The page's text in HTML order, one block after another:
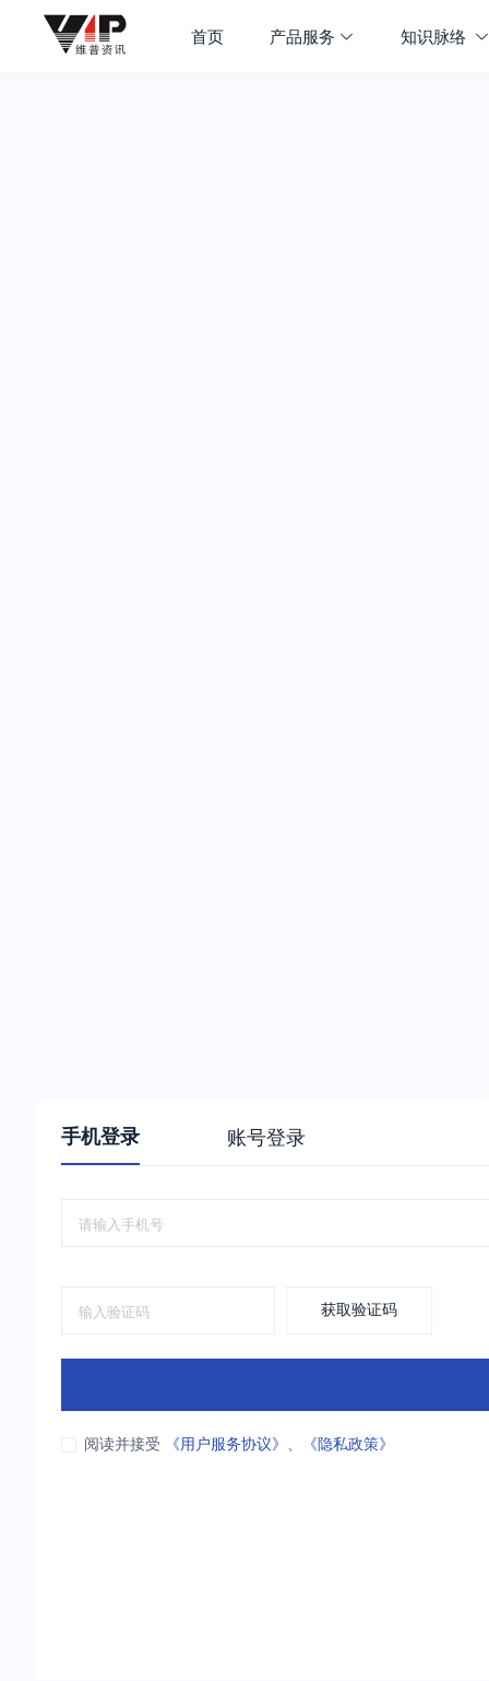
首页 产品服务 知识脉络
手机登录 账号登录
获取验证码
阅读并接受 《用户服务协议》 、 《隐私政策》